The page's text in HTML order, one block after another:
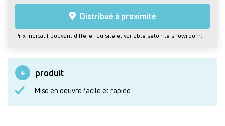
Distribué à proximité
Prix indicatif pouvant différer du site et variable selon le showroom.
produit
Mise en oeuvre facile et rapide